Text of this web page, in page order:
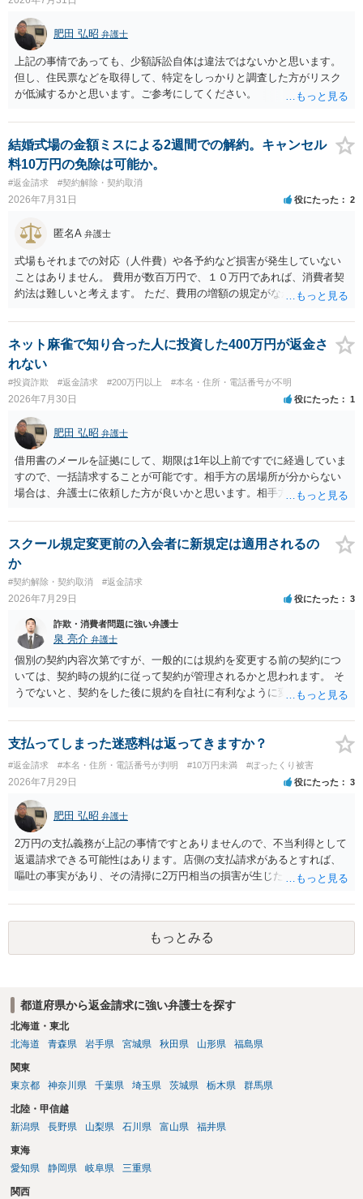
肥田 弘昭 弁護士
上記の事情であっても、少額訴訟自体は違法ではないかと思います。
但し、住民票などを取得して、特定をしっかりと調査した方がリスク
が低減するかと思います。ご参考にしてください。
結婚式場の金額ミスによる2週間での解約。キャンセル
料10万円の免除は可能か。
#返金請求 #契約解除・契約取消
2026年7月31日 役にたった 2
匿名A 弁護士
式場もそれまでの対応（人件費）や各予約など損害が発生していない
ことはありません。 費用が数百万円で、１０万円であれば、消費者契
約法は難しいと考えます。 ただ、費用の増額の規定がなかったのに増
ということになり、解約するのは理由がないことになります。
ネット麻雀で知り合った人に投資した400万円が返金さ
れない
#投資詐欺 #返金請求 #200万円以上 #本名・住所・電話番号が不明
2026年7月30日 役にたった 1
肥田 弘昭 弁護士
借用書のメールを証拠にして、期限は1年以上前ですでに経過していま
すので、一括請求することが可能です。相手方の居場所が分からない
場合は、弁護士に依頼した方が良いかと思います。相手方の居場所が
さい。
スクール規定変更前の入会者に新規定は適用されるの
か
#契約解除・契約取消 #返金請求
2026年7月29日 役にたった 3
詐欺・消費者問題に強い弁護士
泉 亮介 弁護士
個別の契約内容次第ですが、一般的には規約を変更する前の契約につ
いては、契約時の規約に従って契約が管理されるかと思われます。 そ
うでないと、契約をした後に規約を自社に有利なように変更し、それ
る場合があるかと思われます。
支払ってしまった迷惑料は返ってきますか？
#返金請求 #本名・住所・電話番号が判明 #10万円未満 #ぼったくり被害
2026年7月29日 役にたった 3
肥田 弘昭 弁護士
2万円の支払義務が上記の事情ですとありませんので、不当利得として
返還請求できる可能性はあります。店側の支払請求があるとすれば、
嘔吐の事実があり、その清掃に2万円相当の損害が生じた場合です。ご
もっとみる
都道府県から返金請求に強い弁護士を探す
北海道・東北
北海道
青森県 岩手県 宮城県 秋田県 山形県 福島県
関東
東京都
神奈川県 千葉県 埼玉県 茨城県 栃木県 群馬県
北陸・甲信越
新潟県
長野県 山梨県 石川県 富山県 福井県
東海
愛知県
静岡県 岐阜県 三重県
関西